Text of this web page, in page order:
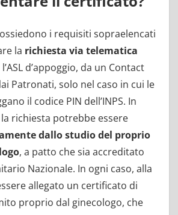
i requisiti sopraelencati
la richiesta via telematica
d’appoggio, da un Contact
Patronati, solo nel caso in cui le
il codice PIN dell’INPS. In
richiesta potrebbe essere
dallo studio del proprio
, a patto che sia accreditato
Nazionale. In ogni caso, alla
allegato un certificato di
proprio dal ginecologo, che